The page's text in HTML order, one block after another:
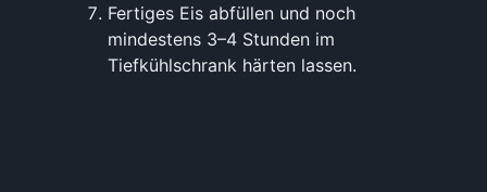
Fertiges Eis abfüllen und noch
mindestens 3–4 Stunden im
Tiefkühlschrank härten lassen.